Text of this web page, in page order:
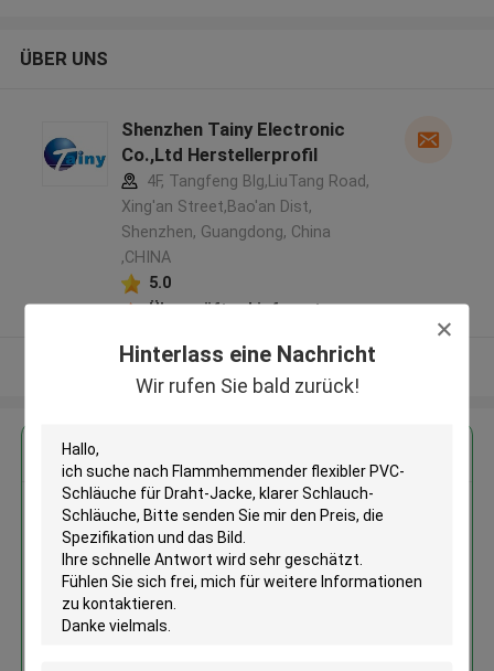
Hinterlass eine Nachricht
Wir rufen Sie bald zurück!
ÜBER UNS
Shenzhen Tainy Electronic
Co.,Ltd Herstellerprofil
4F, Tangfeng Blg,LiuTang Road,
Xing'an Street,Bao'an Dist,
Shenzhen, Guangdong, China
,CHINA
5.0
Überprüfter Lieferant
Sehen Sie mehr an
Erhalten Sie den besten Preis für
Flammhemmender flexibler PVC-
Schläuche für Draht-Jacke,
klarer Schlauch-Schläuche